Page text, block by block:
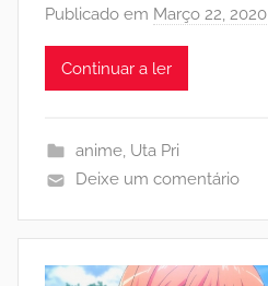
Publicado em Março 22, 2020
Continuar a ler
anime, Uta Pri
Deixe um comentário